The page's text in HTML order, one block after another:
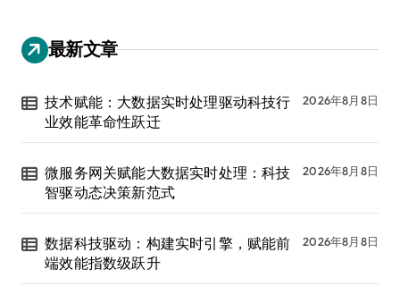
最新文章
技术赋能：大数据实时处理驱动科技行
业效能革命性跃迁
2026年8月8日
微服务网关赋能大数据实时处理：科技
智驱动态决策新范式
2026年8月8日
数据科技驱动：构建实时引擎，赋能前
端效能指数级跃升
2026年8月8日